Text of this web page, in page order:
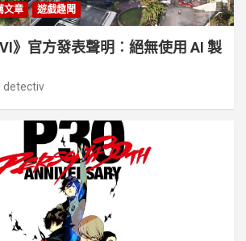
文章 遊戲趣聞
》官方發表聲明︰絕無使用 AI 製
detectiv